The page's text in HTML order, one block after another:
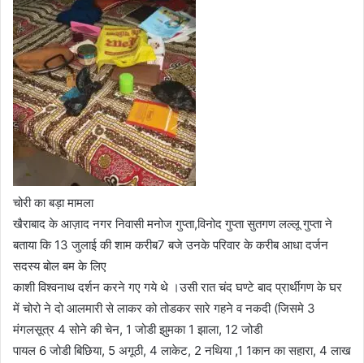
चोरी का बड़ा मामला
खैराबाद के आज़ाद नगर निवासी मनोज गुप्ता,विनोद गुप्ता सुतगण लल्लू गुप्ता ने
बताया कि 13 जुलाई की शाम करीब7 बजे उनके परिवार के करीब आधा दर्जन
सदस्य बोल बम के लिए
काशी विश्वनाथ दर्शन करने गए गये थे ।उसी रात चंद घण्टे बाद प्रार्थीगण के घर
में चोरो ने दो आलमारी से लाकर को तोडकर सारे गहने व नकदी (जिसमे 3
मंगलसूत्र 4 सोने की चेन, 1 जोडी झुमका 1 झाला, 12 जोडी
पायल 6 जोडी बिछिया, 5 अगूठी, 4 लाकेट, 2 नथिया ,1 1कान का सहारा, 4 लाख